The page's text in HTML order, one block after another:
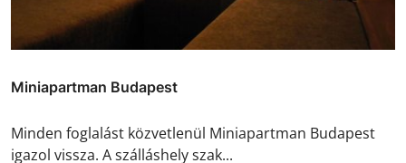
Miniapartman Budapest
Minden foglalást közvetlenül Miniapartman Budapest
igazol vissza. A szálláshely szak...